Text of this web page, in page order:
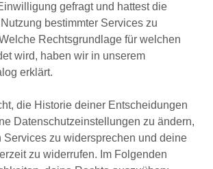
gefragt und hattest die
bestimmter Services zu
Rechtsgrundlage für welchen
wird, haben wir in unserem
erklärt.
die Historie deiner Entscheidungen
Datenschutzeinstellungen zu ändern,
Services zu widersprechen und deine
zu widerrufen. Im Folgenden